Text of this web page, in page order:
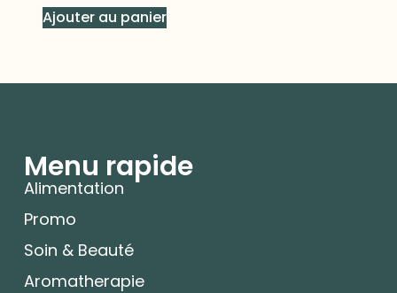
Ajouter au panier
Menu rapide
Alimentation
Promo
Soin & Beauté
Aromatherapie